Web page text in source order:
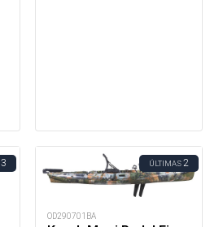
3 ÚLTIMAS2
OD290701BA